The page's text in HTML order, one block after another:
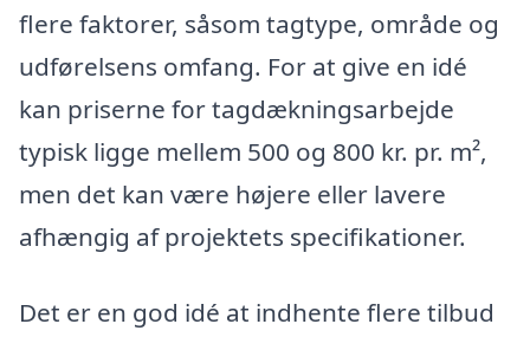
flere faktorer, såsom tagtype, område og
udførelsens omfang. For at give en idé
kan priserne for tagdækningsarbejde
typisk ligge mellem 500 og 800 kr. pr. m²,
men det kan være højere eller lavere
afhængig af projektets specifikationer.
Det er en god idé at indhente flere tilbud